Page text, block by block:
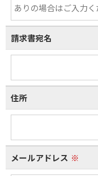
請求書宛名
住所
メールアドレス ※